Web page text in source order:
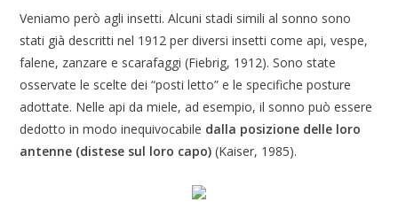
Veniamo però agli insetti. Alcuni stadi simili al sonno sono
stati già descritti nel 1912 per diversi insetti come api, vespe,
falene, zanzare e scarafaggi (Fiebrig, 1912). Sono state
osservate le scelte dei “posti letto” e le specifiche posture
adottate. Nelle api da miele, ad esempio, il sonno può essere
dedotto in modo inequivocabile dalla posizione delle loro
antenne (distese sul loro capo) (Kaiser, 1985).